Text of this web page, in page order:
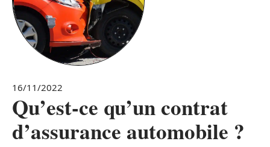
16/11/2022
Qu’est-ce qu’un contrat
d’assurance automobile ?